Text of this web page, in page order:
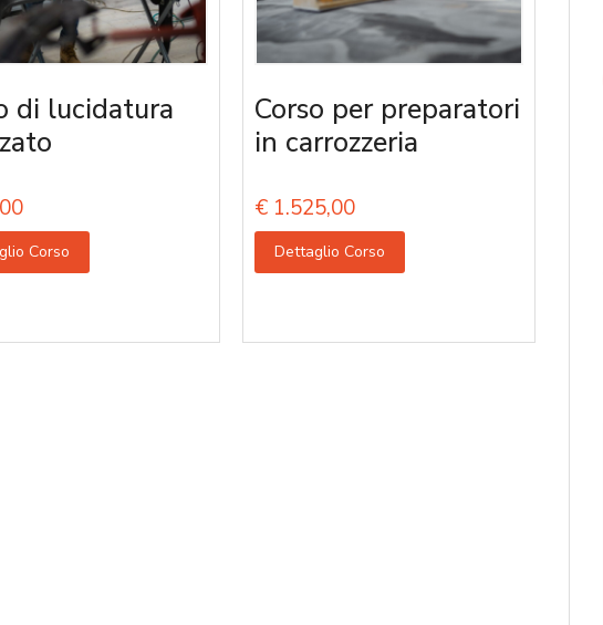
di lucidatura
Corso
Corso per preparatori
in carrozzeria
€ 1.525,00
Dettaglio Corso